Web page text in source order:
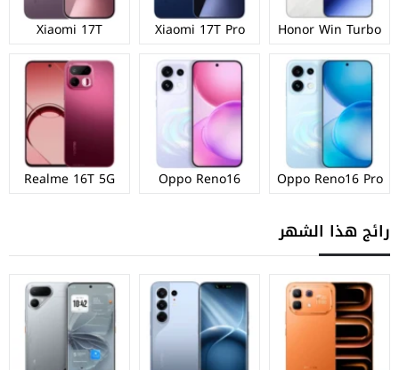
Honor Win Turbo
Xiaomi 17T Pro
Xiaomi 17T
Oppo Reno16 Pro
Oppo Reno16
Realme 16T 5G
رائج هذا الشهر